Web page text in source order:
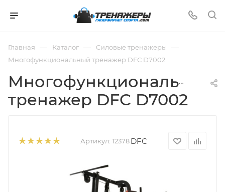
Главная — Каталог — Силовые тренажеры —
Многофункциональный тренажер DFC D7002
Многофункциональный
тренажер DFC D7002
Артикул: 12378DFC